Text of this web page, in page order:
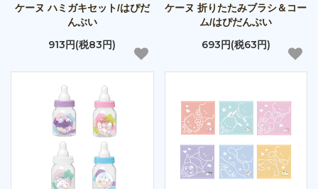
ケーヌ ハミガキセット/はぴだ
んぶい
913円(税83円)
ケーヌ 折りたたみブラシ＆コー
ム/はぴだんぶい
693円(税63円)